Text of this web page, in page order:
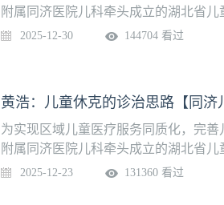
附属同济医院儿科牵头成立的湖北省
堂”，每周二晚19:30准时上线！儿童重
2025-12-30 144704 看过
黄浩：儿童休克的诊治思路【同济
为实现区域儿童医疗服务同质化，完
附属同济医院儿科牵头成立的湖北省
堂”，每周二晚19:30准时上线！儿童重
2025-12-23 131360 看过